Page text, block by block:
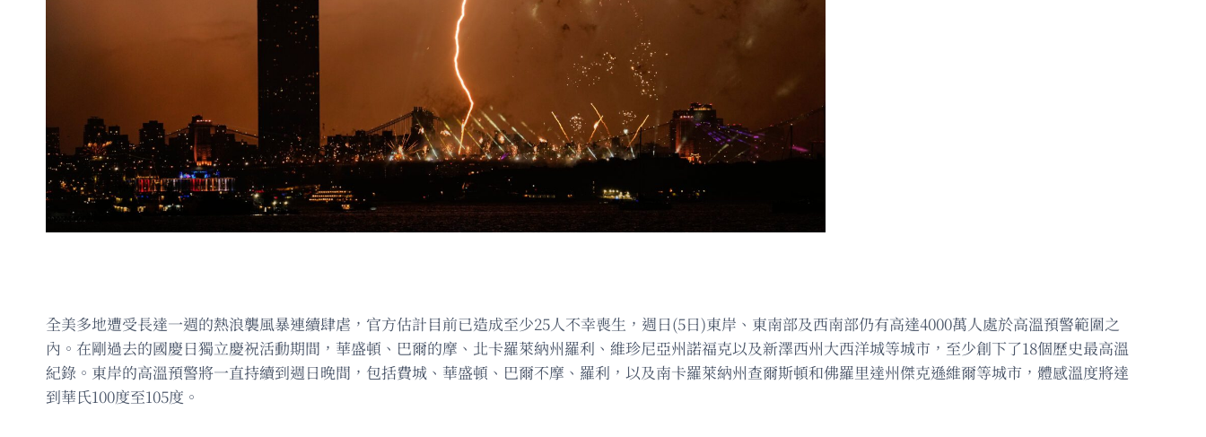
全美多地遭受長達一週的熱浪襲風暴連續肆虐，官方估計目前已造成至少25人不幸喪生，週日(5日)東岸、東南部及西南部仍有高達4000萬人處於高溫預警範圍之
內。在剛過去的國慶日獨立慶祝活動期間，華盛頓、巴爾的摩、北卡羅萊納州羅利、維珍尼亞州諾福克以及新澤西州大西洋城等城市，至少創下了18個歷史最高溫
紀錄。東岸的高溫預警將一直持續到週日晚間，包括費城、華盛頓、巴爾不摩、羅利，以及南卡羅萊納州查爾斯頓和佛羅里達州傑克遜維爾等城市，體感溫度將達
到華氏100度至105度。